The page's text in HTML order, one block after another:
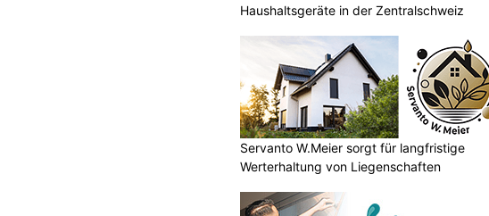
Haushaltsgeräte in der Zentralschweiz
Servanto W.Meier sorgt für langfristige
Werterhaltung von Liegenschaften